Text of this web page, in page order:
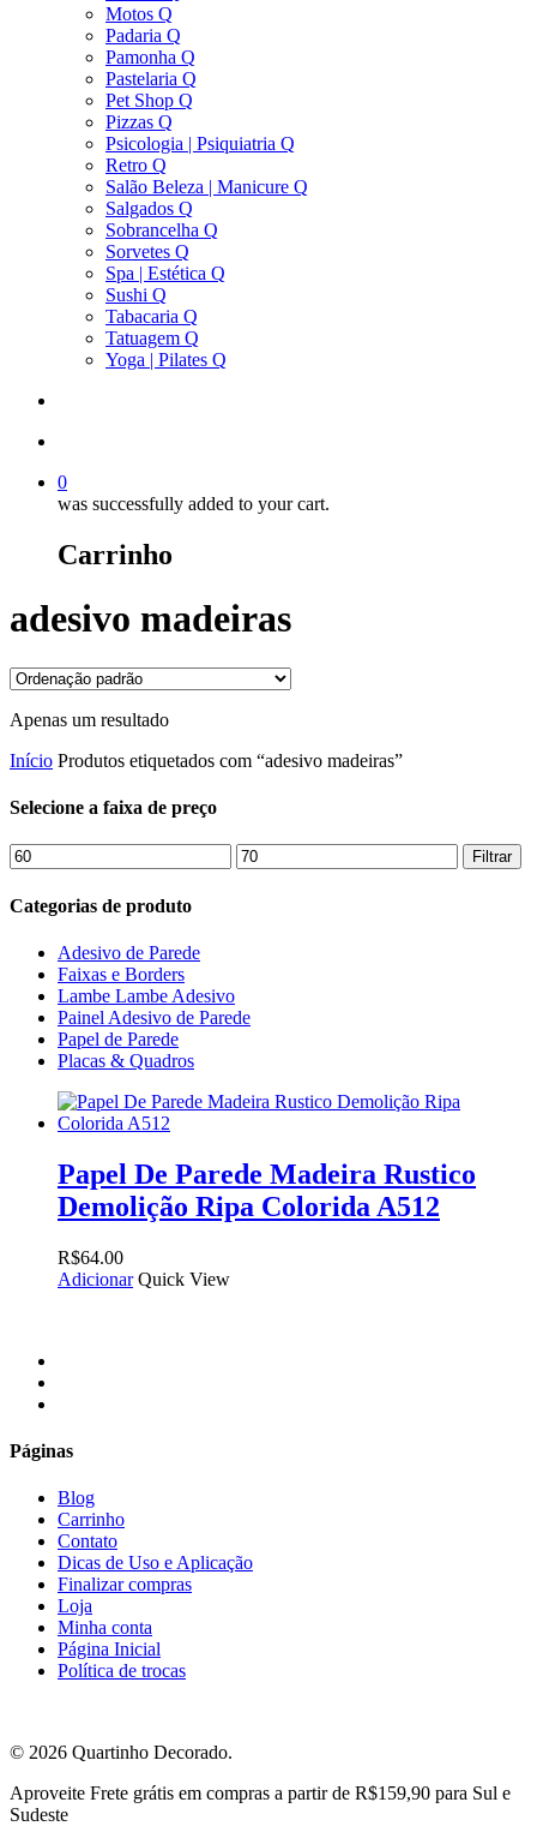
Motos Q
Padaria Q
Pamonha Q
Pastelaria Q
Pet Shop Q
Pizzas Q
Psicologia | Psiquiatria Q
Retro Q
Salão Beleza | Manicure Q
Salgados Q
Sobrancelha Q
Sorvetes Q
Spa | Estética Q
Sushi Q
Tabacaria Q
Tatuagem Q
Yoga | Pilates Q
0
was successfully added to your cart.
Carrinho
adesivo madeiras
Apenas um resultado
Início Produtos etiquetados com “adesivo madeiras”
Selecione a faixa de preço
Preço
mínimo
Preço
máximo
Filtrar
Categorias de produto
Adesivo de Parede
Faixas e Borders
Lambe Lambe Adesivo
Painel Adesivo de Parede
Papel de Parede
Placas & Quadros
Papel De Parede Madeira Rustico
Demolição Ripa Colorida A512
R$64.00
Adicionar Quick View
Páginas
Blog
Carrinho
Contato
Dicas de Uso e Aplicação
Finalizar compras
Loja
Minha conta
Página Inicial
Política de trocas
© 2026 Quartinho Decorado.
Close
Menu
Aproveite Frete grátis em compras a partir de R$159,90 para Sul e
Sudeste